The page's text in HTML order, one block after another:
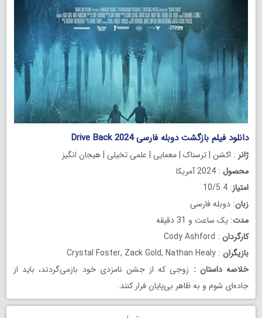
دانلود فیلم بازگشت دوبله فارسی Drive Back 2024
ژانر : اکشن | ترسناک | معمایی | علمی تخیلی | هیجان انگیز
محصول : 2024 آمریکا
امتیاز: 10/5.4
زبان: دوبله فارسی
مدت: یک ساعت و 31 دقیقه
کارگردان : Cody Ashford
بازیگران : Crystal Foster, Zack Gold, Nathan Healy
خلاصه داستان : زوجی که از جشن نامزدی خود بازمی‌گردند، باید از
جاده‌ای شوم و به ظاهر بی‌پایان فرار کنند.